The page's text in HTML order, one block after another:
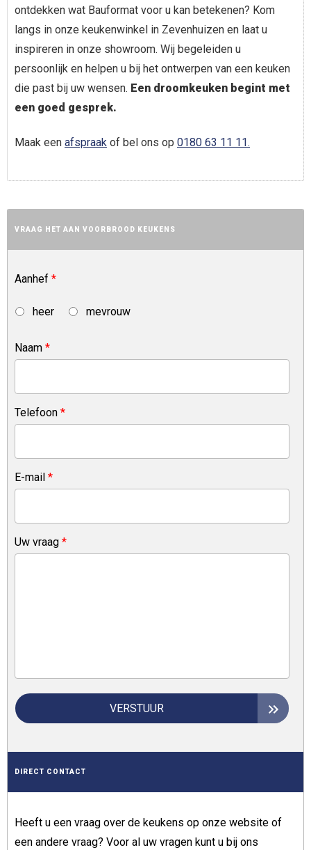
ontdekken wat Bauformat voor u kan betekenen? Kom
langs in onze keukenwinkel in Zevenhuizen en laat u
inspireren in onze showroom. Wij begeleiden u
persoonlijk en helpen u bij het ontwerpen van een keuken
die past bij uw wensen. Een droomkeuken begint met
een goed gesprek.
Maak een afspraak of bel ons op 0180 63 11 11.
VRAAG HET AAN VOORBROOD KEUKENS
Aanhef *
heer mevrouw
Naam *
Telefoon *
E-mail *
Uw vraag *
VERSTUUR
DIRECT CONTACT
Heeft u een vraag over de keukens op onze website of
een andere vraag? Voor al uw vragen kunt u bij ons